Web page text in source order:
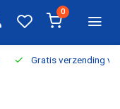
0
Gratis verzending